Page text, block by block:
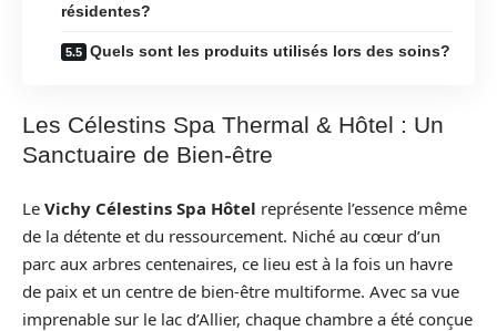
résidentes?
Quels sont les produits utilisés lors des soins?
Les Célestins Spa Thermal & Hôtel : Un
Sanctuaire de Bien-être
Le Vichy Célestins Spa Hôtel représente l’essence même
de la détente et du ressourcement. Niché au cœur d’un
parc aux arbres centenaires, ce lieu est à la fois un havre
de paix et un centre de bien-être multiforme. Avec sa vue
imprenable sur le lac d’Allier, chaque chambre a été conçue